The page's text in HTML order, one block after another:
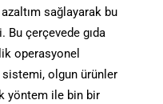
sağlayarak bu
Bu çerçevede gıda
operasyonel
olgun ürünler
yöntem ile bin bir